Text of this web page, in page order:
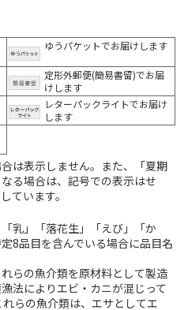
ゆうパケットでお届けします
定形外郵便(簡易書留)でお届
けします
レターパックライトでお届け
します
は表示しません。また、「夏期
る場合は、記号での表示はせ
ています。
乳」「落花生」「えび」「か
8品目を含んでいる場合に品目名
らの魚介類を原材料として製造
法によりエビ・カニが混じって
らの魚介類は、エサとしてエ